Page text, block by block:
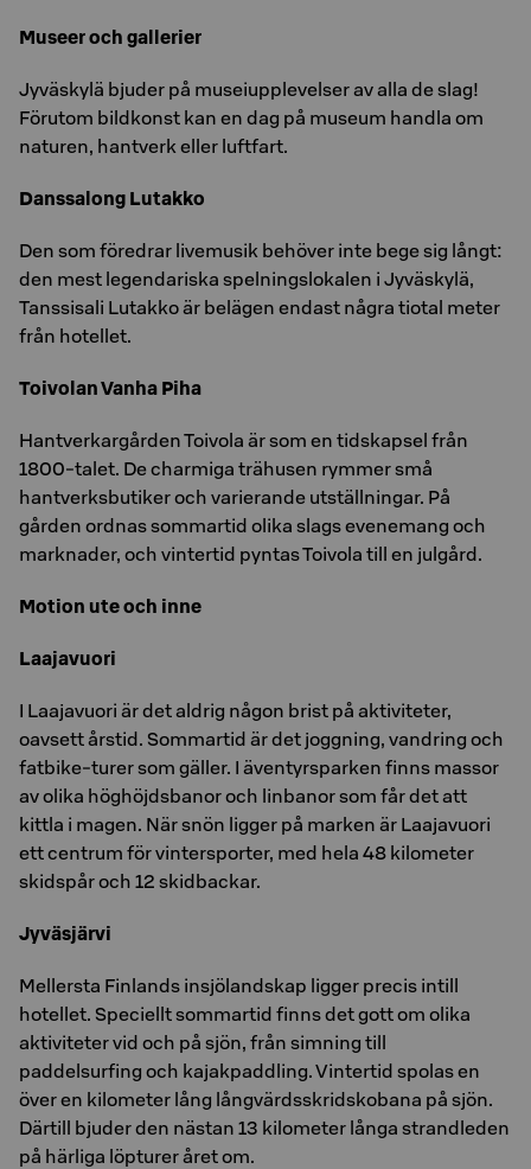
Museer och gallerier
Jyväskylä bjuder på museiupplevelser av alla de slag!
Förutom bildkonst kan en dag på museum handla om
naturen, hantverk eller luftfart.
Danssalong Lutakko
Den som föredrar livemusik behöver inte bege sig långt:
den mest legendariska spelningslokalen i Jyväskylä,
Tanssisali Lutakko är belägen endast några tiotal meter
från hotellet.
Toivolan Vanha Piha
Hantverkargården Toivola är som en tidskapsel från
1800-talet. De charmiga trähusen rymmer små
hantverksbutiker och varierande utställningar. På
gården ordnas sommartid olika slags evenemang och
marknader, och vintertid pyntas Toivola till en julgård.
Motion ute och inne
Laajavuori
I Laajavuori är det aldrig någon brist på aktiviteter,
oavsett årstid. Sommartid är det joggning, vandring och
fatbike-turer som gäller. I äventyrsparken finns massor
av olika höghöjdsbanor och linbanor som får det att
kittla i magen. När snön ligger på marken är Laajavuori
ett centrum för vintersporter, med hela 48 kilometer
skidspår och 12 skidbackar.
Jyväsjärvi
Mellersta Finlands insjölandskap ligger precis intill
hotellet. Speciellt sommartid finns det gott om olika
aktiviteter vid och på sjön, från simning till
paddelsurfing och kajakpaddling. Vintertid spolas en
över en kilometer lång långvärdsskridskobana på sjön.
Därtill bjuder den nästan 13 kilometer långa strandleden
på härliga löpturer året om.